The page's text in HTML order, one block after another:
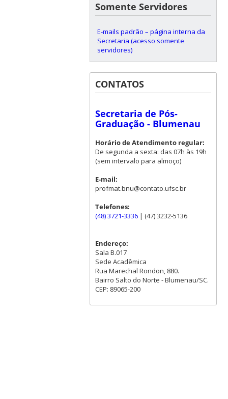
Somente Servidores
E-mails padrão – página interna da
Secretaria (acesso somente
servidores)
CONTATOS
Secretaria de Pós-
Graduação - Blumenau
Horário de Atendimento regular:
De segunda a sexta: das 07h às 19h
(sem intervalo para almoço)
E-mail:
profmat.bnu@contato.ufsc.br
Telefones:
(48) 3721-3336| (47) 3232-5136
Endereço:
Sala B.017
Sede Acadêmica
Rua Marechal Rondon, 880.
Bairro Salto do Norte - Blumenau/SC.
CEP: 89065-200